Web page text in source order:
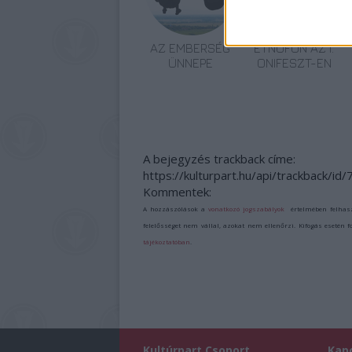
AZ EMBERSÉG
ÜNNEPE
ETNOFON AZ I.
ONIFESZT-EN
A bejegyzés trackback címe:
https://kulturpart.hu/api/trackback/id/
Kommentek:
A hozzászólások avonatkozó jogszabályok értelmében
felelősséget nem vállal, azokat nem ellenőrzi. Kifogás esetén
tájékoztatóban